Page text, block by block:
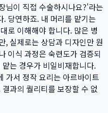
님이 직접 수술하시나요?'라는
당연하죠. 내 머리를 맡기는
로 이해해야 합니다. 많은 병
, 실제로는 상담과 디자인만 원
이식 과정은 숙련도가 검증되
는 경우가 비일비재합니다.
가서 정작 요리는 아르바이트
과의 퀄리티를 보장할 수 없